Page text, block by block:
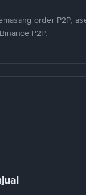
order P2P,
P2P.